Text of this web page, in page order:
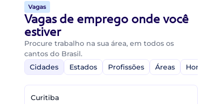
Vagas
Vagas de emprego onde você
estiver
Procure trabalho na sua área, em todos os
cantos do Brasil.
Cidades
Estados Profissões Áreas Home-
Curitiba